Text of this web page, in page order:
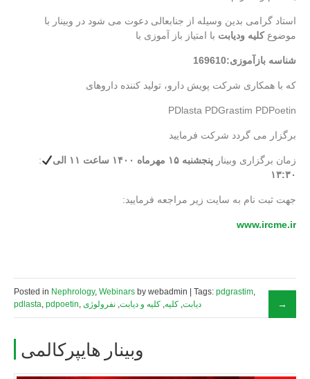
استاد گرامی بدین وسیله از جنابعالی دعوت می شود در وبینار با
موضوعکلیه ودیابت با امتیاز باز آموزی با
شناسه بازآموزی:169610
که با همکاری شرکت پویش دارو، تولید کننده داروهای
PDlasta PDGrastim PDPoetin
برگزار می گردد شرکت فرمایید
: زمان برگزاری وبینار
پنجشنبه ۱۵ مهرماه ۱۴۰۰ ساعت ۱۱ الی
۱۳:۳۰
:جهت ثبت نام به سایت زیر مراجعه فرمایید
www.ircme.ir
Posted in Nephrology, Webinars by webadmin | Tags: pdgrastim,
pdlasta, pdpoetin, دیابت, کلیه, کلیه و دیابت, نفرولوژی
وبینار هایپرکالمی